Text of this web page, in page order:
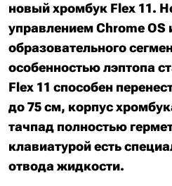
новый хромбук Flex 11.
управлением Chrome OS
образовательного
особенностью лэптопа
Flex 11 способен
до 75 см, корпус
тачпад полностью
клавиатурой есть
отвода жидкости.